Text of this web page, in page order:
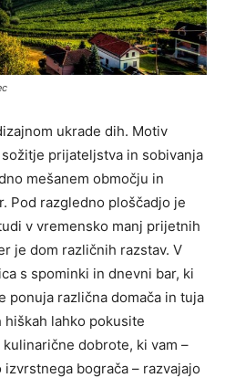
ukrade dih. Motiv
prijateljstva in sobivanja
mešanem območju in
Pod razgledno ploščadjo je
v vremensko manj prijetnih
je dom različnih razstav. V
s spominki in dnevni bar, ki
ponuja različna domača in tuja
lahko pokusite
dobrote, ki vam –
bograča – razvajajo